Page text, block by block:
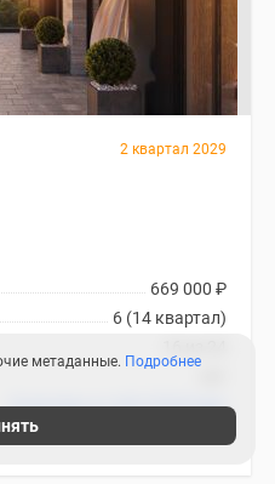
2 квартал 2029
669 000 ₽
6 (14 квартал)
В ипотеку от 433 578₽/мес
метаданные. Подробнее